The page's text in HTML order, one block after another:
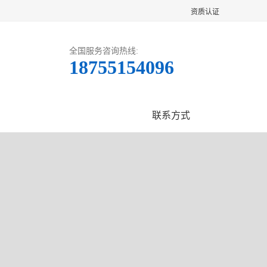
资质认证
全国服务咨询热线:
18755154096
联系方式